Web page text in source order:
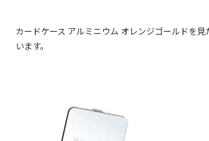
カードケース アルミニウム オレンジゴールドを
います。